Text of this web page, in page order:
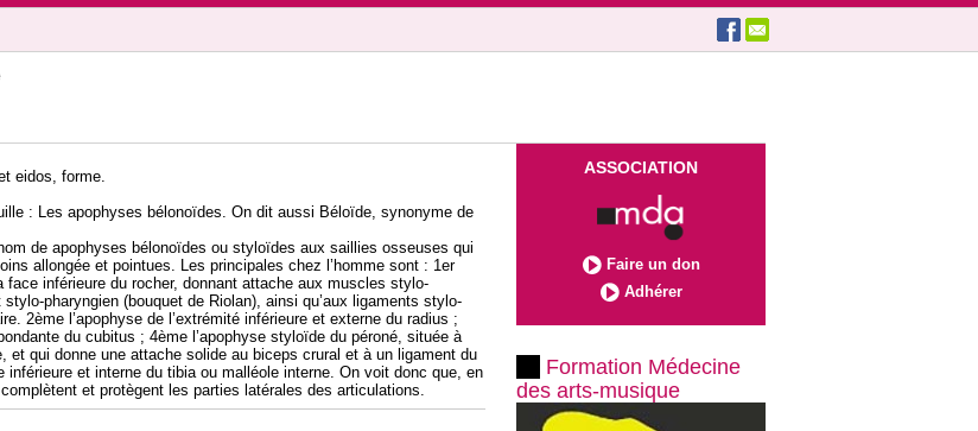
eidos, forme.
: Les apophyses bélonoïdes. On dit aussi Béloïde, synonyme de
de apophyses bélonoïdes ou styloïdes aux saillies osseuses qui
allongée et pointues. Les principales chez l’homme sont : 1er
face inférieure du rocher, donnant attache aux muscles stylo-
pharyngien (bouquet de Riolan), ainsi qu’aux ligaments stylo-
2ème l’apophyse de l’extrémité inférieure et externe du radius ;
du cubitus ; 4ème l’apophyse styloïde du péroné, située à
et qui donne une attache solide au biceps crural et à un ligament du
inférieure et interne du tibia ou malléole interne. On voit donc que, en
et protègent les parties latérales des articulations.
ASSOCIATION
Faire un don
Adhérer
Formation Médecine
des arts-musique